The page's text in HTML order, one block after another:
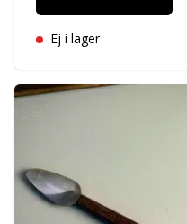
Ej i lager